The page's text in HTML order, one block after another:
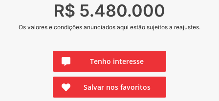
R$ 5.480.000
Os valores e condições anunciados aqui estão sujeitos a reajustes.
Tenho interesse
Salvar nos favoritos